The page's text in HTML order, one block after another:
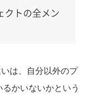
クトの全メン
は、自分以外のプ
かいないかという